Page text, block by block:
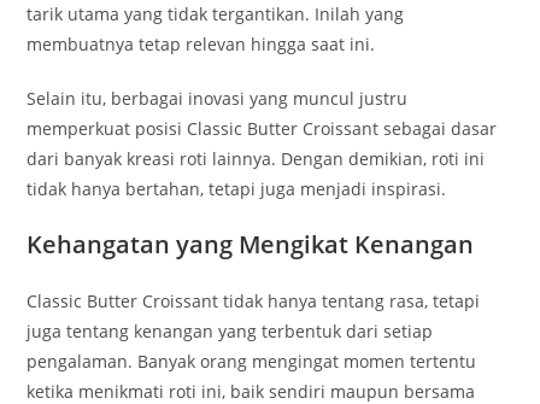
tarik utama yang tidak tergantikan. Inilah yang
membuatnya tetap relevan hingga saat ini.
Selain itu, berbagai inovasi yang muncul justru
memperkuat posisi Classic Butter Croissant sebagai dasar
dari banyak kreasi roti lainnya. Dengan demikian, roti ini
tidak hanya bertahan, tetapi juga menjadi inspirasi.
Kehangatan yang Mengikat Kenangan
Classic Butter Croissant tidak hanya tentang rasa, tetapi
juga tentang kenangan yang terbentuk dari setiap
pengalaman. Banyak orang mengingat momen tertentu
ketika menikmati roti ini, baik sendiri maupun bersama